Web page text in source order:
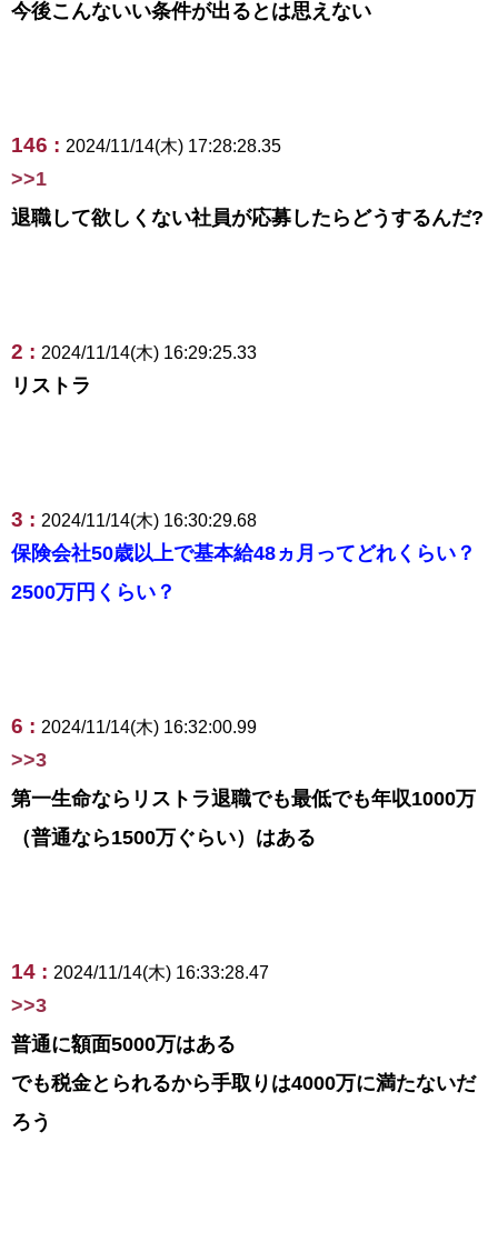
今後こんないい条件が出るとは思えない
146 : 2024/11/14(木) 17:28:28.35
>>1
退職して欲しくない社員が応募したらどうするんだ?
2 : 2024/11/14(木) 16:29:25.33
リストラ
3 : 2024/11/14(木) 16:30:29.68
保険会社50歳以上で基本給48ヵ月ってどれくらい？
2500万円くらい？
6 : 2024/11/14(木) 16:32:00.99
>>3
第一生命ならリストラ退職でも最低でも年収1000万
（普通なら1500万ぐらい）はある
14 : 2024/11/14(木) 16:33:28.47
>>3
普通に額面5000万はある
でも税金とられるから手取りは4000万に満たないだ
ろう